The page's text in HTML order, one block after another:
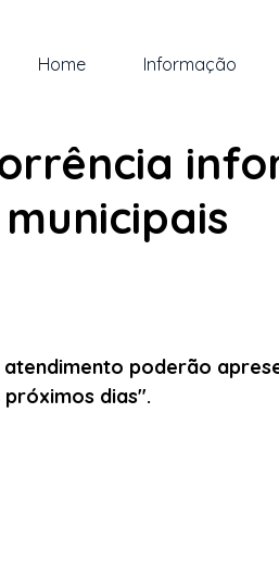
Home Informação
poderão
dias".